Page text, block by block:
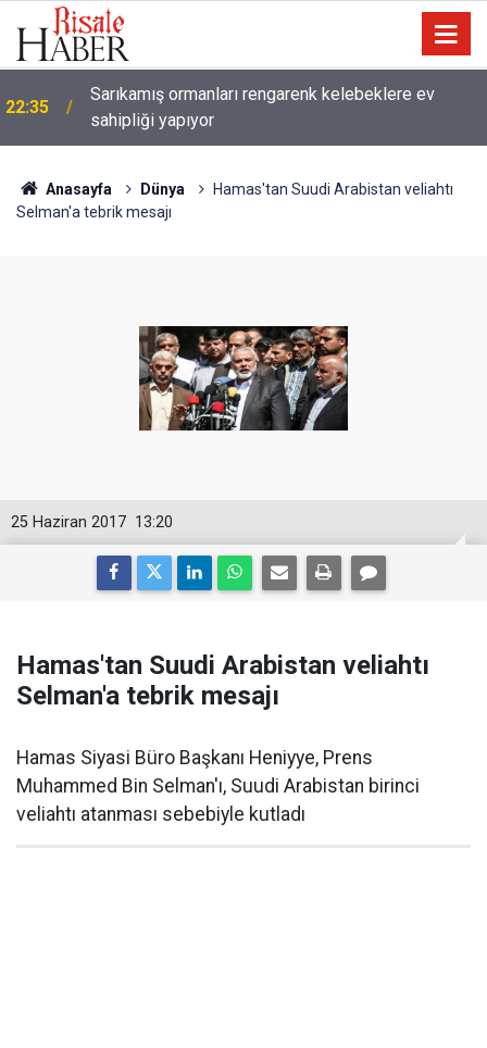
22:35
Sarıkamış ormanları rengarenk kelebeklere ev
sahipliği yapıyor
Anasayfa Dünya
Hamas'tan Suudi Arabistan veliahtı
Selman'a tebrik mesajı
13:20
25 Haziran 2017
Hamas'tan Suudi Arabistan veliahtı
Selman'a tebrik mesajı
Hamas Siyasi Büro Başkanı Heniyye, Prens
Muhammed Bin Selman'ı, Suudi Arabistan birinci
veliahtı atanması sebebiyle kutladı